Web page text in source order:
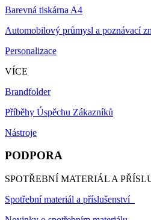
Barevná tiskárna A4
Automobilový průmysl a poznávací
Personalizace
VÍCE
Brandfolder
Příběhy Úspěchu Zákazníků
Nástroje
PODPORA
SPOTŘEBNÍ MATERIÁL A
Spotřební materiál a příslušenství